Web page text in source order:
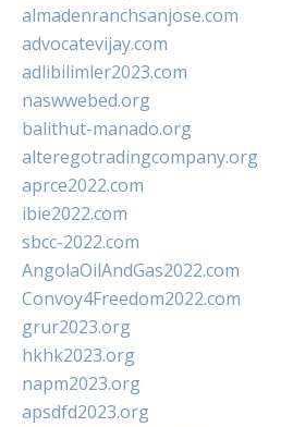
almadenranchsanjose.com
advocatevijay.com
adlibilimler2023.com
naswwebed.org
balithut-manado.org
alteregotradingcompany.org
aprce2022.com
ibie2022.com
sbcc-2022.com
AngolaOilAndGas2022.com
Convoy4Freedom2022.com
grur2023.org
hkhk2023.org
napm2023.org
apsdfd2023.org